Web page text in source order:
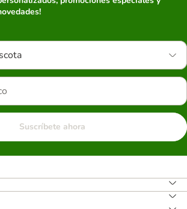
Suscríbete ahora